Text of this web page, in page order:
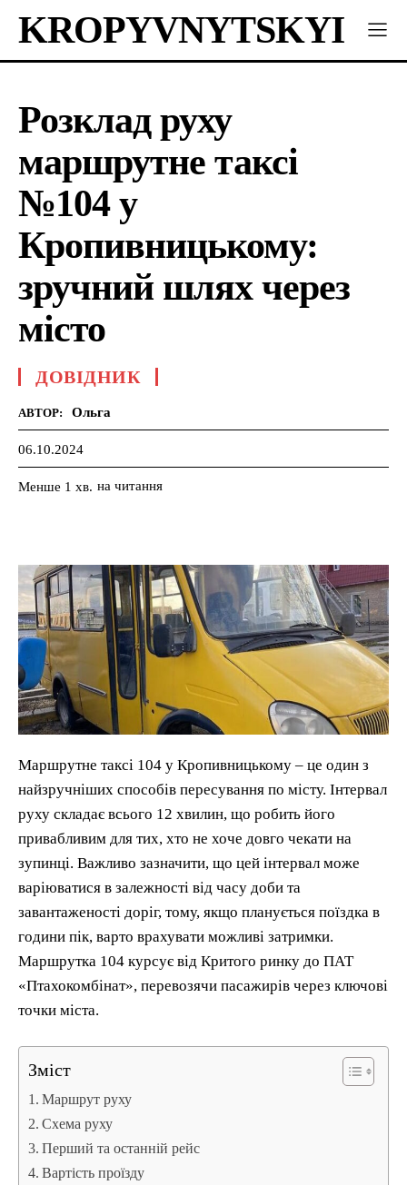
KROPYVNYTSKYI
Розклад руху
маршрутне таксі
№104 у
Кропивницькому:
зручний шлях через
місто
ДОВІДНИК
АВТОР: Ольга
06.10.2024
Менше 1 хв. на читання
Маршрутне таксі 104 у Кропивницькому – це один з
найзручніших способів пересування по місту. Інтервал
руху складає всього 12 хвилин, що робить його
привабливим для тих, хто не хоче довго чекати на
зупинці. Важливо зазначити, що цей інтервал може
варіюватися в залежності від часу доби та
завантаженості доріг, тому, якщо планується поїздка в
години пік, варто врахувати можливі затримки.
Маршрутка 104 курсує від Критого ринку до ПАТ
«Птахокомбінат», перевозячи пасажирів через ключові
точки міста.
Зміст
Маршрут руху
Схема руху
Перший та останній рейс
Вартість проїзду